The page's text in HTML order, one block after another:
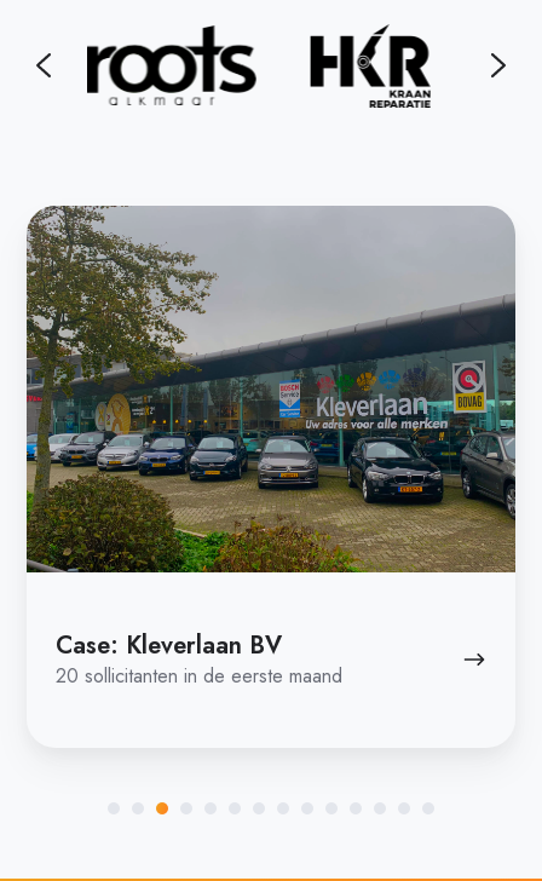
Case: Climate Masters
Full service marketing ondersteuning | 210
leads per maand
Case:
Climate
Masters